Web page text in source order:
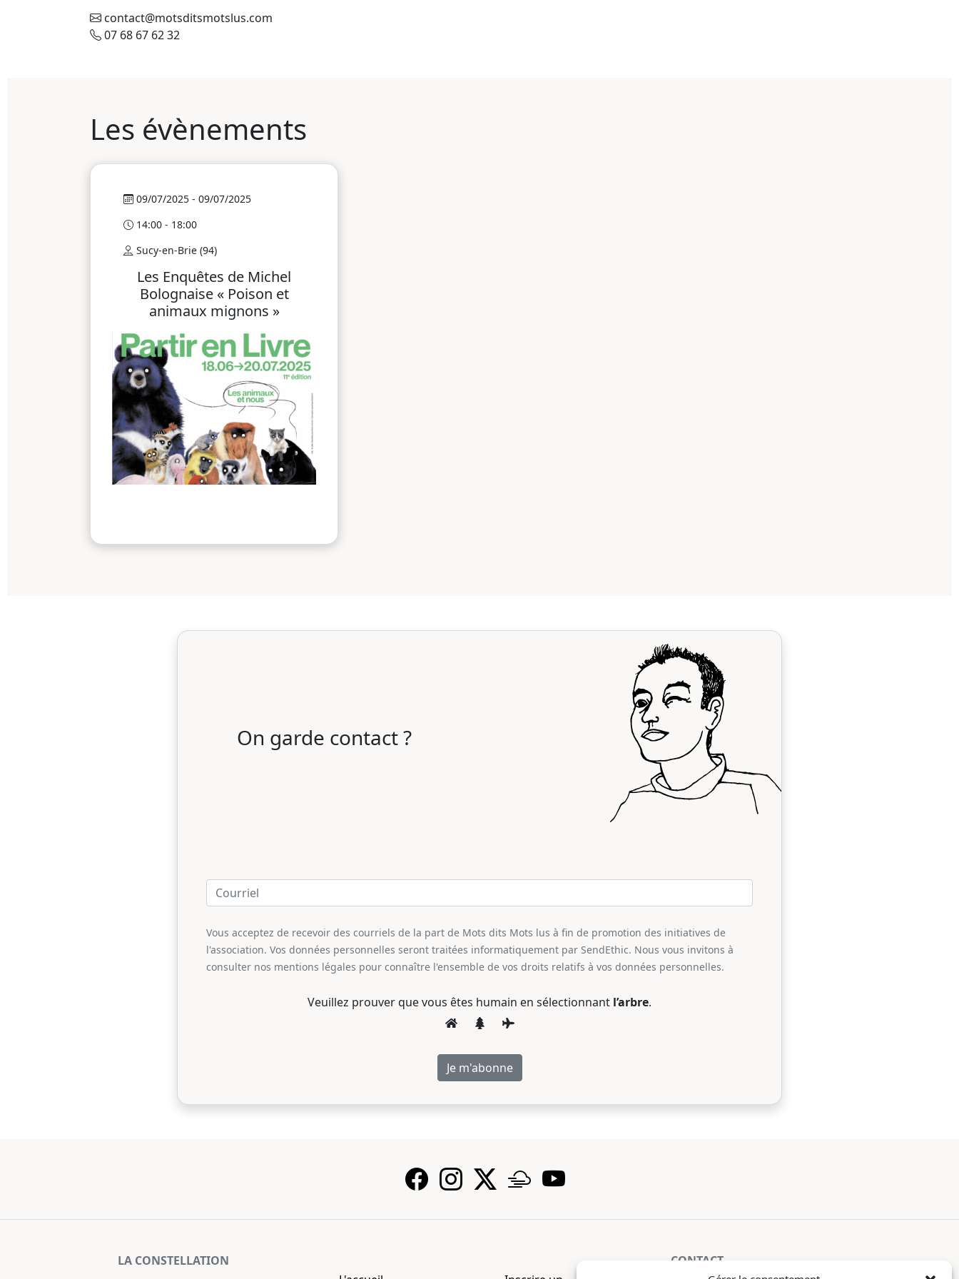
contact@motsditsmotslus.com
07 68 67 62 32
Les évènements
09/07/2025 - 09/07/2025
14:00 - 18:00
Sucy-en-Brie (94)
Les Enquêtes de Michel
Bolognaise « Poison et
animaux mignons »
On garde contact ?
Vous acceptez de recevoir des courriels de la part de Mots dits Mots lus à fin de promotion des initiatives de
l'association. Vos données personnelles seront traitées informatiquement par SendEthic. Nous vous invitons à
consulter nos mentions légales pour connaître l'ensemble de vos droits relatifs à vos données personnelles.
Veuillez prouver que vous êtes humain en sélectionnant l’arbre.
LA CONSTELLATION
CONTACT